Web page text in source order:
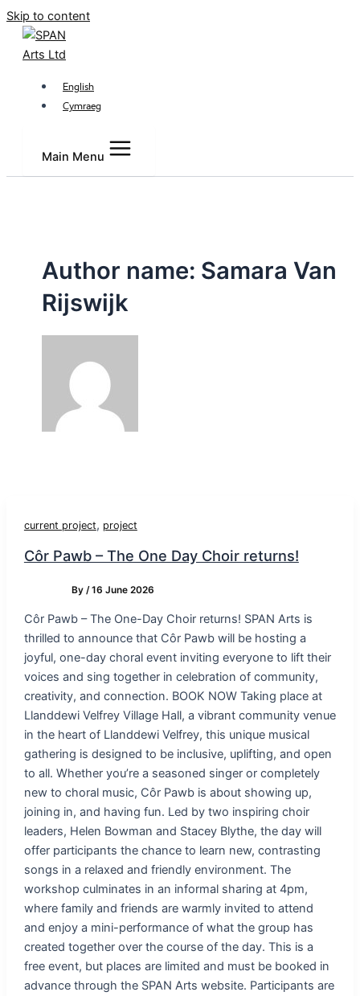
Skip to content
English
Cymraeg
Main Menu
Author name: Samara Van
Rijswijk
current project, project
Côr Pawb – The One Day Choir returns!
By/16 June 2026
Côr Pawb – The One-Day Choir returns! SPAN Arts is
thrilled to announce that Côr Pawb will be hosting a
joyful, one-day choral event inviting everyone to lift their
voices and sing together in celebration of community,
creativity, and connection. BOOK NOW Taking place at
Llanddewi Velfrey Village Hall, a vibrant community venue
in the heart of Llanddewi Velfrey, this unique musical
gathering is designed to be inclusive, uplifting, and open
to all. Whether you’re a seasoned singer or completely
new to choral music, Côr Pawb is about showing up,
joining in, and having fun. Led by two inspiring choir
leaders, Helen Bowman and Stacey Blythe, the day will
offer participants the chance to learn new, contrasting
songs in a relaxed and friendly environment. The
workshop culminates in an informal sharing at 4pm,
where family and friends are warmly invited to attend
and enjoy a mini-performance of what the group has
created together over the course of the day. This is a
free event, but places are limited and must be booked in
advance through the SPAN Arts website. Participants are